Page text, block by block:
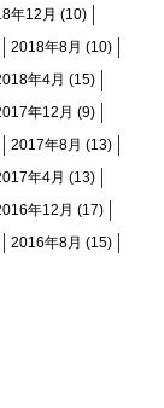
年12月 (10)
2018年8月 (10)
年4月 (15)
年12月 (9)
2017年8月 (13)
年4月 (13)
年12月 (17)
2016年8月 (15)